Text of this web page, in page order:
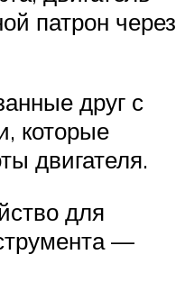
патрон через
друг с
которые
двигателя.
для
—